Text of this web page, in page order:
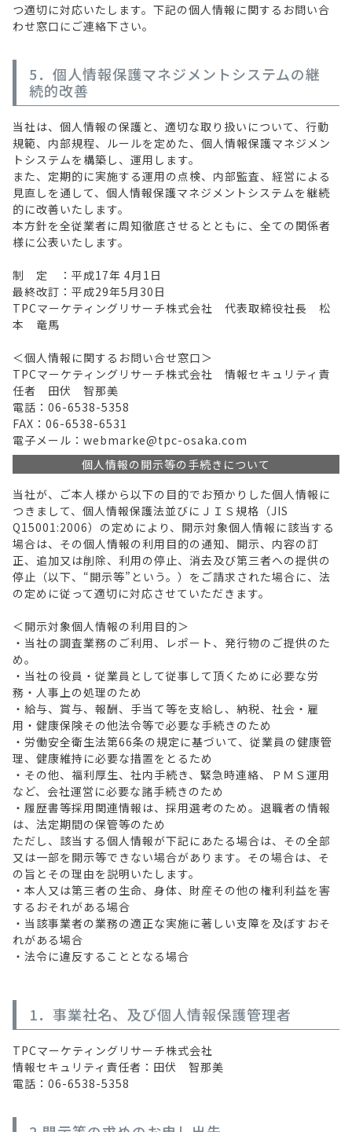
つ適切に対応いたします。下記の個人情報に関するお問い合
わせ窓口にご連絡下さい。
5．個人情報保護マネジメントシステムの継
続的改善
当社は、個人情報の保護と、適切な取り扱いについて、行動
規範、内部規程、ルールを定めた、個人情報保護マネジメン
トシステムを構築し、運用します。
また、定期的に実施する運用の点検、内部監査、経営による
見直しを通して、個人情報保護マネジメントシステムを継続
的に改善いたします。
本方針を全従業者に周知徹底させるとともに、全ての関係者
様に公表いたします。
制 定 ：平成17年 4月1日
最終改訂：平成29年5月30日
TPCマーケティングリサーチ株式会社 代表取締役社長 松
本 ⻯⾺
＜個人情報に関するお問い合せ窓口＞
TPCマーケティングリサーチ株式会社 情報セキュリティ責
任者 田伏 智那美
電話：06-6538-5358
FAX：06-6538-6531
電子メール：webmarke@tpc-osaka.com
個人情報の開示等の手続きについて
当社が、ご本人様から以下の目的でお預かりした個人情報に
つきまして、個人情報保護法並びにＪＩＳ規格（JIS
Q15001:2006）の定めにより、開示対象個人情報に該当する
場合は、その個人情報の利用目的の通知、開示、内容の訂
正、追加又は削除、利用の停止、消去及び第三者への提供の
停止（以下、“開示等”という。）をご請求された場合に、法
の定めに従って適切に対応させていただきます。
＜開示対象個人情報の利用目的＞
・当社の調査業務のご利用、レポート、発行物のご提供のた
め。
・当社の役員・従業員として従事して頂くために必要な労
務・人事上の処理のため
・給与、賞与、報酬、手当て等を支給し、納税、社会・雇
用・健康保険その他法令等で必要な手続きのため
・労働安全衛生法第66条の規定に基づいて、従業員の健康管
理、健康維持に必要な措置をとるため
・その他、福利厚生、社内手続き、緊急時連絡、ＰＭＳ運用
など、会社運営に必要な諸手続きのため
・履歴書等採用関連情報は、採用選考のため。退職者の情報
は、法定期間の保管等のため
ただし、該当する個人情報が下記にあたる場合は、その全部
又は一部を開示等できない場合があります。その場合は、そ
の旨とその理由を説明いたします。
・本人又は第三者の生命、身体、財産その他の権利利益を害
するおそれがある場合
・当該事業者の業務の適正な実施に著しい支障を及ぼすおそ
れがある場合
・法令に違反することとなる場合
1．事業社名、及び個人情報保護管理者
TPCマーケティングリサーチ株式会社
情報セキュリティ責任者：田伏 智那美
電話：06-6538-5358